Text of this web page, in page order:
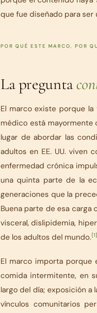
que fue diseñado para
POR QUÉ ESTE MARCO, POR
La pregunta
El marco existe porque
médico está mayormente
lugar de abordar las
adultos en EE. UU. viven
enfermedad crónica
una quinta parte de la
generaciones que la
Buena parte de esa carga
visceral, dislipidemia,
de los adultos del mundo.[1]
El marco importa porque
comida intermitente, en
largo del día; exposición a
vínculos comunitarios